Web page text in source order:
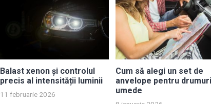
Balast xenon și controlul
precis al intensității luminii
11 februarie 2026
Cum să alegi un set de
anvelope pentru drumuri
umede